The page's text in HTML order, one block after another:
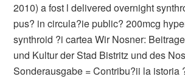
2010) a fost l delivered overnight
pus? in circula?ie public? 200mcg
synthroid ?i cartea Wir Nosner:
und Kultur der Stad Bistritz und des
Sonderausgabe = Contribu?ii la